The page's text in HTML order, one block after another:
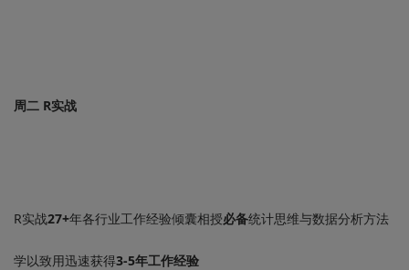
周二 R实战
R实战27+年各行业工作经验倾囊相授必备统计思维与数据分析方法
学以致用迅速获得3-5年工作经验